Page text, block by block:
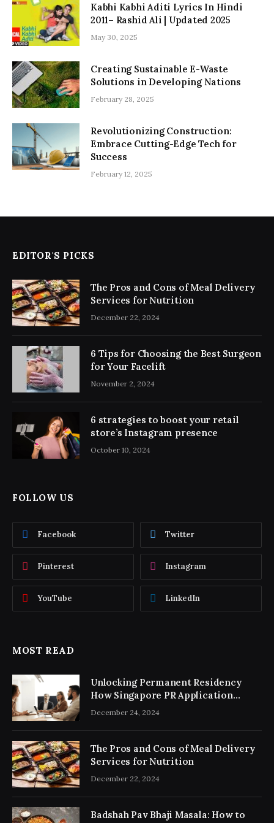
Kabhi Kabhi Aditi Lyrics In Hindi
2011– Rashid Ali | Updated 2025
May 30, 2025
Creating Sustainable E-Waste
Solutions in Developing Nations
February 28, 2025
Revolutionizing Construction:
Embrace Cutting-Edge Tech for
Success
February 12, 2025
EDITOR'S PICKS
The Pros and Cons of Meal Delivery
Services for Nutrition
December 22, 2024
6 Tips for Choosing the Best Surgeon
for Your Facelift
November 2, 2024
6 strategies to boost your retail
store’s Instagram presence
October 10, 2024
FOLLOW US
Facebook Twitter
Pinterest Instagram
YouTube LinkedIn
MOST READ
Unlocking Permanent Residency
How Singapore PR Application
Consultancy Simplifies the Process
December 24, 2024
The Pros and Cons of Meal Delivery
Services for Nutrition
December 22, 2024
Badshah Pav Bhaji Masala: How to